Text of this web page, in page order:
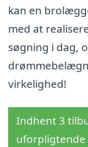
kan en
med at
søgning i dag,
virkelighed!
Indhent 3
uforpligtende